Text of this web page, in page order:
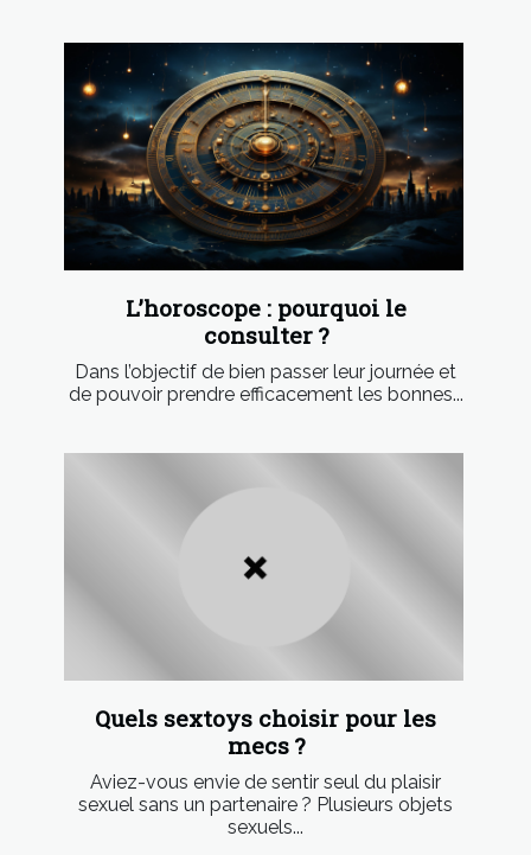
L’horoscope : pourquoi le
consulter ?
Dans l’objectif de bien passer leur journée et
de pouvoir prendre efficacement les bonnes...
Quels sextoys choisir pour les
mecs ?
Aviez-vous envie de sentir seul du plaisir
sexuel sans un partenaire ? Plusieurs objets
sexuels...